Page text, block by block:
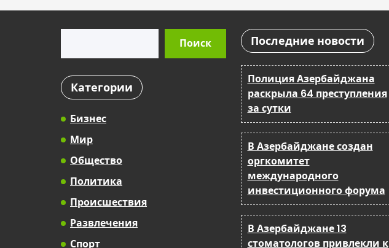
Поиск
Категории
Бизнес
Мир
Общество
Политика
Происшествия
Развлечения
Спорт
Последние новости
Полиция Азербайджана
раскрыла 64 преступления
за сутки
В Азербайджане создан
оргкомитет
международного
инвестиционного форума
В Азербайджане 13
стоматологов привлекли к